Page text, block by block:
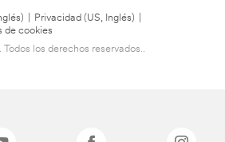
Privacidad (US, Inglés)
de cookies
los derechos reservados..